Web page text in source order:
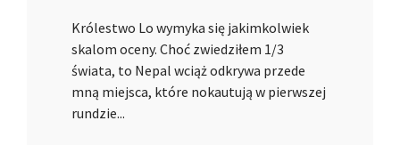
Królestwo Lo wymyka się jakimkolwiek
skalom oceny. Choć zwiedziłem 1/3
świata, to Nepal wciąż odkrywa przede
mną miejsca, które nokautują w pierwszej
rundzie...